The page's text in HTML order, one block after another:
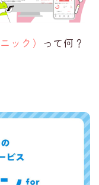
ック）
って何？